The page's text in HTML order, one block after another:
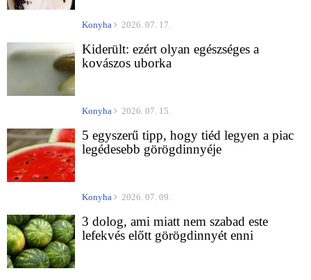
Konyha 2026. 07. 17.
Kiderült: ezért olyan egészséges a
kovászos uborka
Konyha 2026. 07. 15.
5 egyszerű tipp, hogy tiéd legyen a piac
legédesebb görögdinnyéje
Konyha 2026. 07. 09.
3 dolog, ami miatt nem szabad este
lefekvés előtt görögdinnyét enni